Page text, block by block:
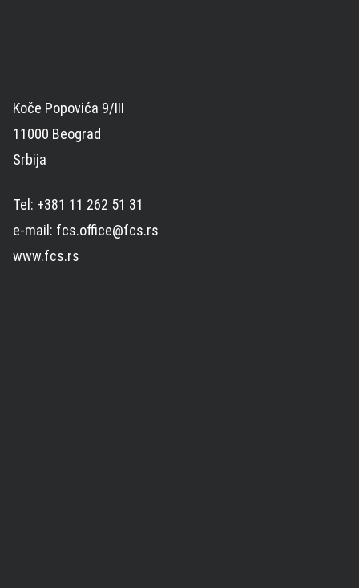
Koče Popovića 9/III
11000 Beograd
Srbija
Tel: +381 11 262 51 31
e-mail: fcs.office@fcs.rs
www.fcs.rs